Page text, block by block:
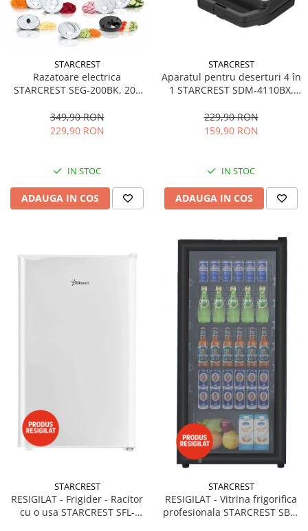
STARCREST
Razatoare electrica
STARCREST SEG-200BK, 200
349,90 RON
229,90 RON
IN STOC
ADAUGA IN COS
STARCREST
Aparatul pentru deserturi 4 în
1 STARCREST SDM-4110BX,
invelis ceramic pentru vafe,
nuci, gogosi si smile
229,90 RON
159,90 RON
IN STOC
ADAUGA IN COS
STARCREST
RESIGILAT - Frigider - Racitor
cu o usa STARCREST SFL-
STARCREST
RESIGILAT - Vitrina frigorifica
profesionala STARCREST SBC-